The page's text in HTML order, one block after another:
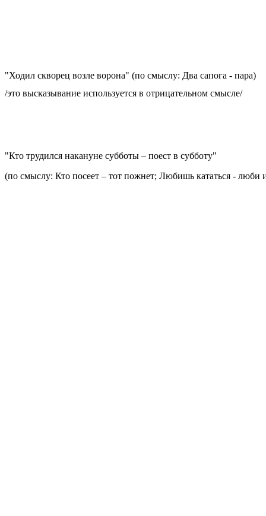
"Ходил скворец возле ворона" (по смыслу: Два сапога - пара)
/это высказывание используется в отрицательном смысле/
"Кто трудился накануне субботы – поест в субботу"
(по смыслу: Кто посеет – тот пожнет; Любишь кататься - люби